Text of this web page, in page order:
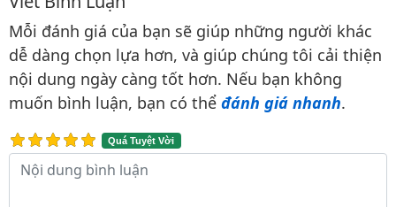
Bình luận & Đánh giá
Mỗi đánh giá của bạn sẽ giúp những người khác
dễ dàng chọn lựa hơn, và giúp chúng tôi cải thiện
nội dung ngày càng tốt hơn. Nếu bạn không
muốn bình luận, bạn có thể đánh giá nhanh.
Quá Tuyệt Vời
Nội dung bình luận